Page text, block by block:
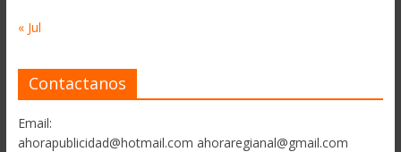
« Jul
Contactanos
Email:
ahorapublicidad@hotmail.com ahoraregianal@gmail.com